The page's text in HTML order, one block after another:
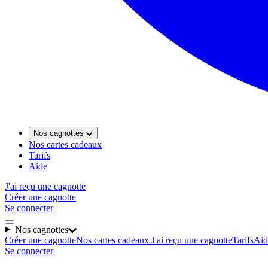
Nos cagnottes
Nos cartes cadeaux
Tarifs
Aide
J'ai reçu une cagnotte
Créer une cagnotte
Se connecter
Nos cagnottes
Créer une cagnotteNos cartes cadeaux J'ai reçu une cagnotteTarifs
Se connecter